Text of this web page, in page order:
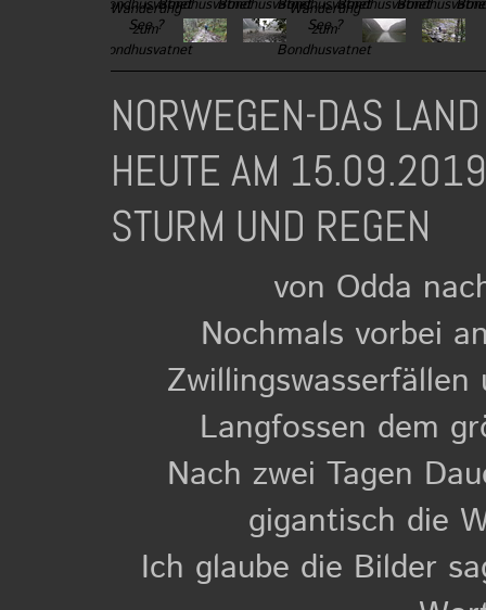
NORWEGEN-DAS
HEUTE AM
STURM UND REGEN
von Odda
Nochmals vorbei
Langfossen dem
Nach zwei Tagen
gigantisch die
Ich glaube die Bilder